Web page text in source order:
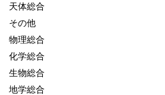
天体総合
その他
物理総合
化学総合
生物総合
地学総合